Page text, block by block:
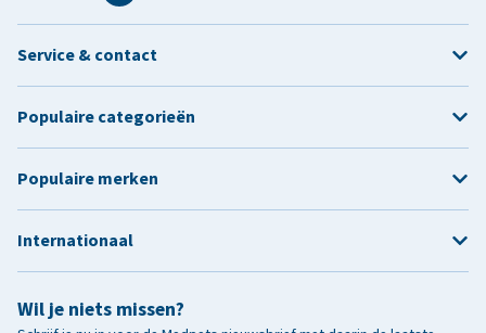
Wil je niets missen?
Service & contact
Populaire categorieën
Populaire merken
Internationaal